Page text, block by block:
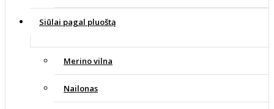
Siūlai pagal pluoštą
Merino vilna
Nailonas